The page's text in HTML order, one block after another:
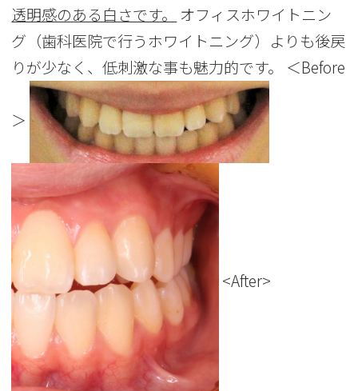
透明感のある白さです。
オフィスホワイトニン
グ（歯科医院で行うホワイトニング）よりも後戻
りが少なく、低刺激な事も魅力的です。 ＜Before
＞
<After>